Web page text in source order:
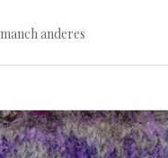
anderes